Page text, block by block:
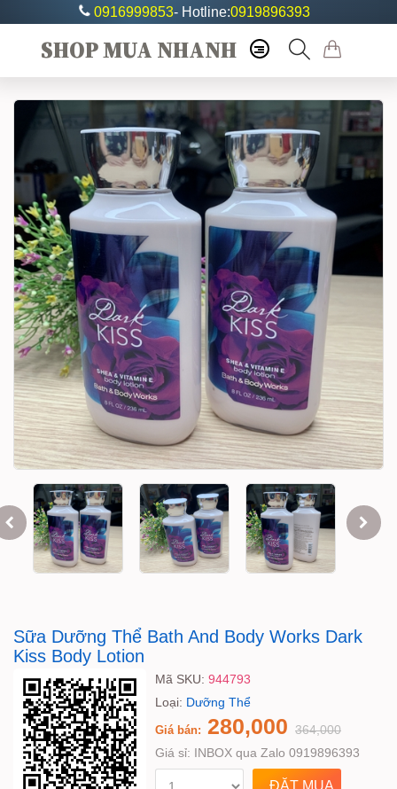
0916999853- Hotline:0919896393
SHOP MUA NHANH
Sữa Dưỡng Thể Bath And Body Works Dark
Kiss Body Lotion
Mã SKU: 944793
Loại: Dưỡng Thể
Giá bán: 280,000 364,000
Giá sỉ: INBOX qua Zalo 0919896393